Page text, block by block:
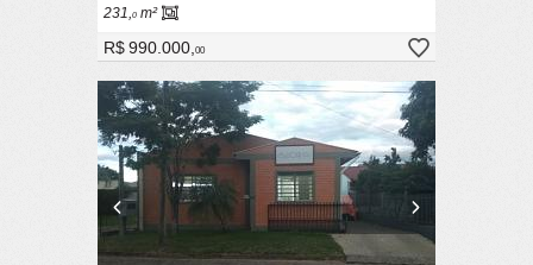
231,0 m²
R$ 990.000,00